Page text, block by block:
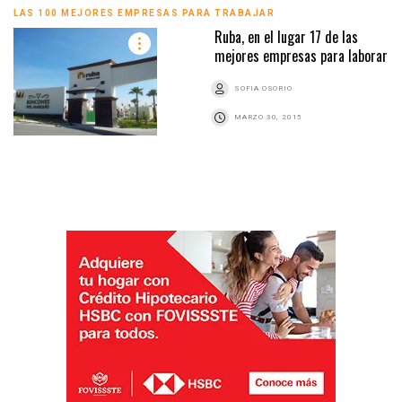
LAS 100 MEJORES EMPRESAS PARA TRABAJAR
Ruba, en el lugar 17 de las
mejores empresas para laborar
SOFIA OSORIO
MARZO 30, 2015